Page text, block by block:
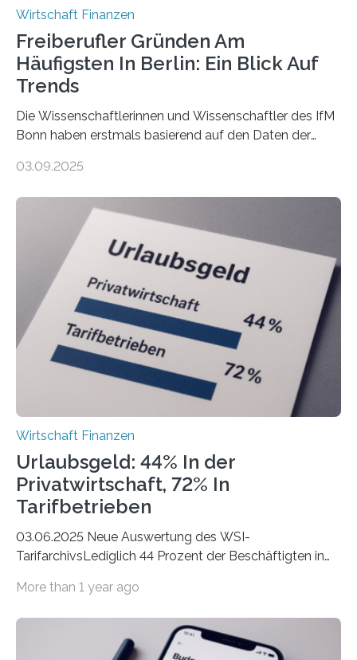
Wirtschaft Finanzen
Freiberufler Gründen Am
Häufigsten In Berlin: Ein Blick Auf
Trends
Die Wissenschaftlerinnen und Wissenschaftler des IfM
Bonn haben erstmals basierend auf den Daten der
Landkreise mit den meisten Gründungen von
ist demnach Berlin. Betrachtet man nur die Gründungen
der Freiberuflerinnen, so liegt Leipzig an der Spitze. In
Berlin starteten in 2024 die meisten Personen in eine
eigene freiberufliche Existenz, dahinter folgten die
Städte Hamburg, München und Köln. Betrachtet man
hingegen die Existenzgründungsintensität – die Anzahl
der freiberuflichen Gründungen je…
03.09.2025
Wirtschaft Finanzen
Urlaubsgeld: 44% In der
Privatwirtschaft, 72% In
Tarifbetrieben
03.06.2025 Neue Auswertung des WSI-
TarifarchivsLediglich 44 Prozent der Beschäftigten in
tarifgebundenen Betrieben ist der Anteil mit 72 Prozent
Unterkünfte fast überall deutlich teurer geworden. Für
viele Beschäftigte ist deshalb das zumeist im Juni oder
More than 1 year ago